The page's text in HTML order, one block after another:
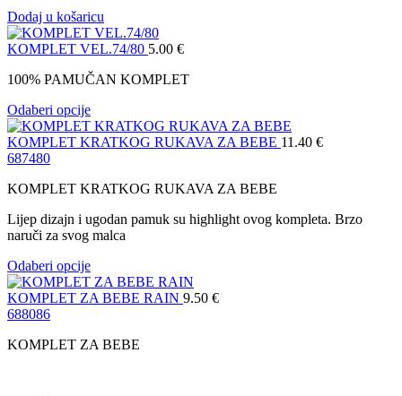
Dodaj u košaricu
KOMPLET VEL.74/80 5.00 €
100% PAMUČAN KOMPLET
Odaberi opcije
KOMPLET KRATKOG RUKAVA ZA BEBE 11.40 €
687480
KOMPLET KRATKOG RUKAVA ZA BEBE
Lijep dizajn i ugodan pamuk su highlight ovog kompleta. Brzo
naruči za svog malca
Odaberi opcije
KOMPLET ZA BEBE RAIN 9.50 €
688086
KOMPLET ZA BEBE